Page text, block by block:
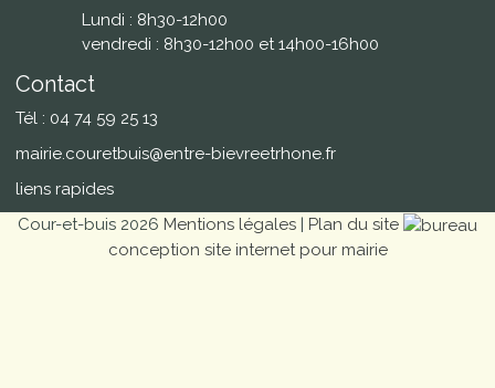
Lundi : 8h30-12h00
vendredi : 8h30-12h00 et 14h00-16h00
Contact
Tél : 04 74 59 25 13
mairie.couretbuis@entre-bievreetrhone.fr
liens rapides
Cour-et-buis 2026 Mentions légales | Plan du site
conception site internet pour mairie